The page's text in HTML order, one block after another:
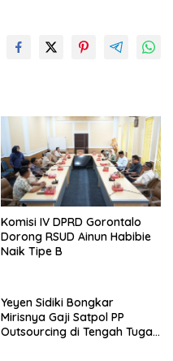
Komisi IV DPRD Gorontalo
Dorong RSUD Ainun Habibie
Naik Tipe B
Yeyen Sidiki Bongkar
Mirisnya Gaji Satpol PP
Outsourcing di Tengah Tugas